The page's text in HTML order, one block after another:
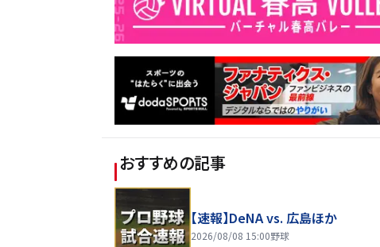
おすすめの記事
【速報】DeNA vs. 広島ほか
2026/08/08 15:00野球